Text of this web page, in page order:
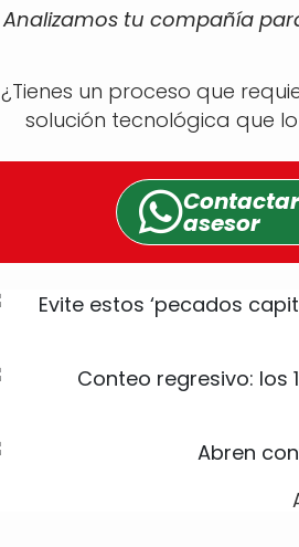
Analizamos tu compañía
¿Tienes un proceso que
solución tecnológica que
asesor